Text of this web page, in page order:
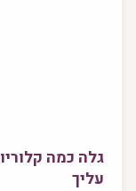
גלה כמה
עליך